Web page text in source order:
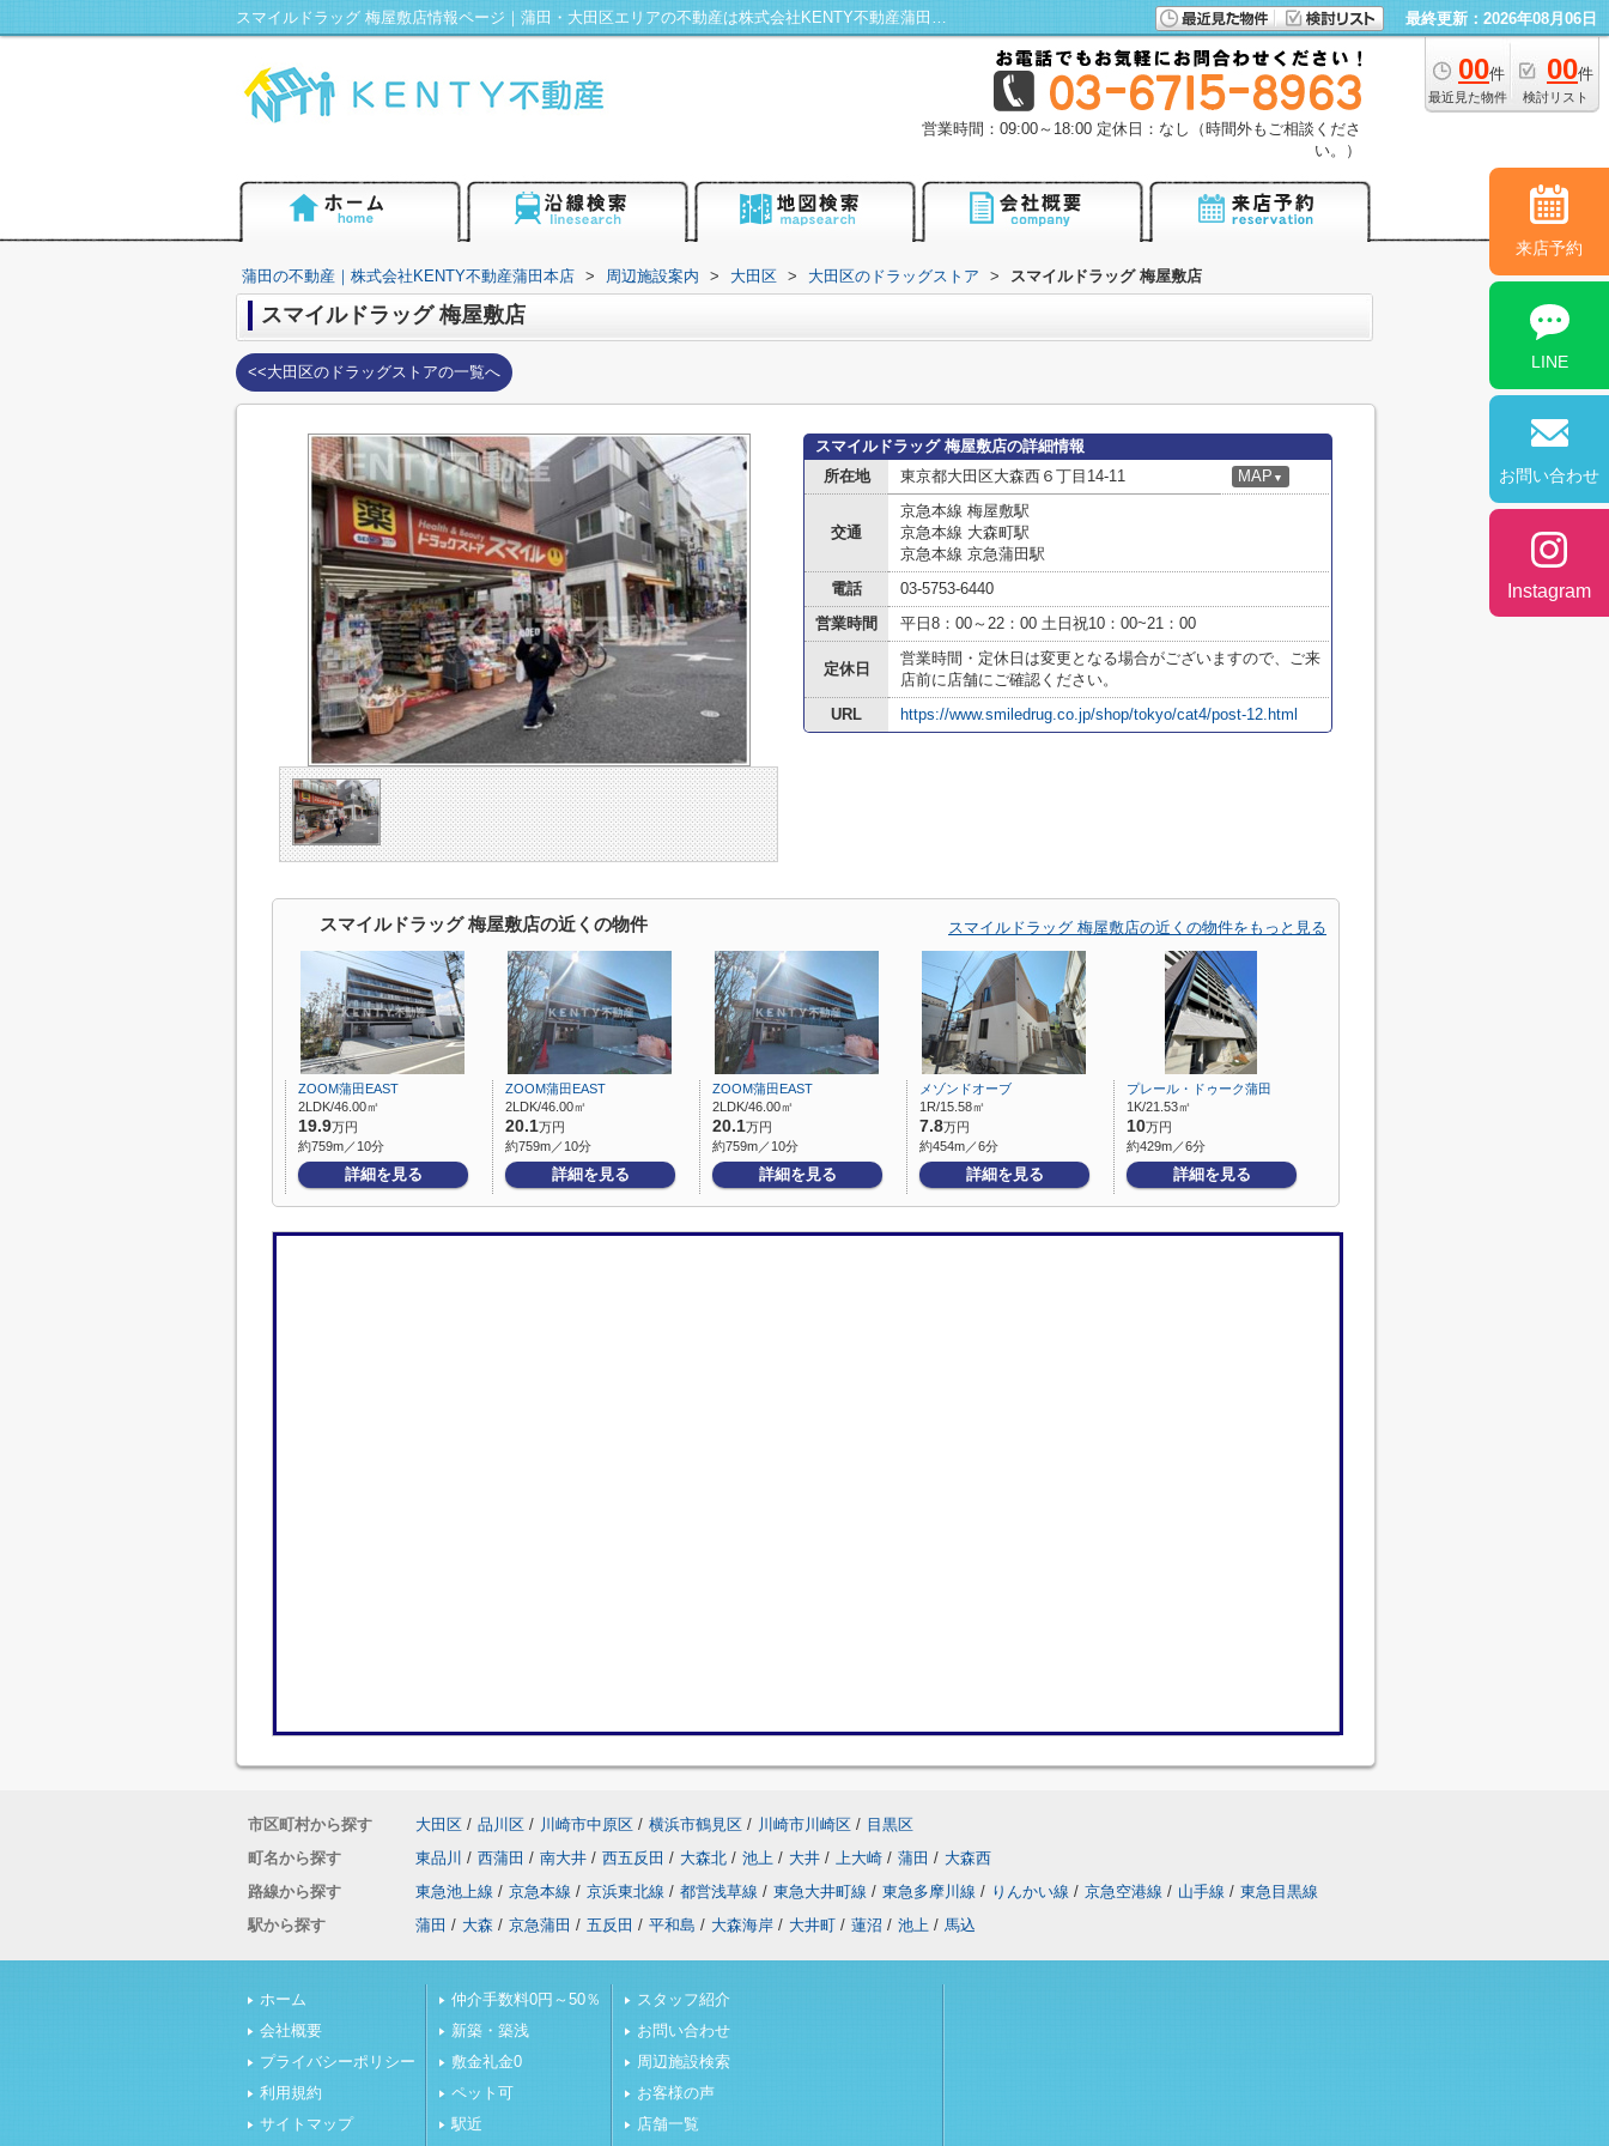
スマイルドラッグ 梅屋敷店情報ページ｜蒲田・大田区エリアの不動産は株式会社KENTY不動産蒲田本店にお任せ！ 最終更新：2026年08月06日
00件
最近見た物件
00件
検討リスト
営業時間：09:00～18:00 定休日：なし（時間外もご相談くださ
い。）
蒲田の不動産｜株式会社KENTY不動産蒲田本店 > 周辺施設案内 > 大田区 > 大田区のドラッグストア > スマイルドラッグ 梅屋敷店
スマイルドラッグ 梅屋敷店
<<大田区のドラッグストアの一覧へ
スマイルドラッグ 梅屋敷店の詳細情報
所在地
東京都大田区大森西６丁目14-11 MAP ▼
交通
京急本線 梅屋敷駅
京急本線 大森町駅
京急本線 京急蒲田駅
電話
03-5753-6440
営業時間
平日8：00～22：00 土日祝10：00~21：00
定休日
営業時間・定休日は変更となる場合がございますので、ご来
店前に店舗にご確認ください。
URL
https://www.smiledrug.co.jp/shop/tokyo/cat4/post-12.html
スマイルドラッグ 梅屋敷店の近くの物件 スマイルドラッグ 梅屋敷店の近くの物件をもっと見る
ZOOM蒲田EAST
2LDK/46.00㎡
19.9万円
約759m／10分
詳細を見る
ZOOM蒲田EAST
2LDK/46.00㎡
20.1万円
約759m／10分
詳細を見る
ZOOM蒲田EAST
2LDK/46.00㎡
20.1万円
約759m／10分
詳細を見る
メゾンドオーブ
1R/15.58㎡
7.8万円
約454m／6分
詳細を見る
プレール・ドゥーク蒲田
1K/21.53㎡
10万円
約429m／6分
詳細を見る
市区町村から探す 大田区 / 品川区 / 川崎市中原区 / 横浜市鶴見区 / 川崎市川崎区 / 目黒区
町名から探す
東品川 / 西蒲田 / 南大井 / 西五反田 / 大森北 / 池上 / 大井 / 上大崎 / 蒲田 / 大森西
路線から探す
東急池上線 / 京急本線 / 京浜東北線 / 都営浅草線 / 東急大井町線 / 東急多摩川線 / りんかい線 / 京急空港線 / 山手線 / 東急目黒線
駅から探す
蒲田 / 大森 / 京急蒲田 / 五反田 / 平和島 / 大森海岸 / 大井町 / 蓮沼 / 池上 / 馬込
ホーム
会社概要
プライバシーポリシー
利用規約
サイトマップ
仲介手数料0円～50％
新築・築浅
敷金礼金0
ペット可
駅近
スタッフ紹介
お問い合わせ
周辺施設検索
お客様の声
店舗一覧
来店予約
LINE
お問い合わせ
Instagram